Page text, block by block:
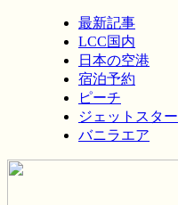
最新記事
LCC国内
日本の空港
宿泊予約
ピーチ
ジェットスター
バニラエア